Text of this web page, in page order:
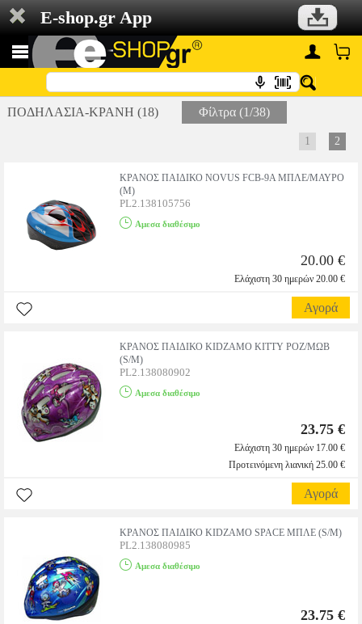
E-shop.gr App
ΠΟΔΗΛΑΣΙΑ-ΚΡΑΝΗ (18) Φίλτρα (1/38)
1 2
ΚΡΑΝΟΣ ΠΑΙΔΙΚΟ NOVUS FCB-9A ΜΠΛΕ/ΜΑΥΡΟ
(M)
PL2.138105756
Αμεσα διαθέσιμο
20.00 €
Ελάχιστη 30 ημερών 20.00 €
Αγορά
ΚΡΑΝΟΣ ΠΑΙΔΙΚΟ KIDZAMO KITTY ΡΟΖ/ΜΩΒ
(S/M)
PL2.138080902
Αμεσα διαθέσιμο
23.75 €
Ελάχιστη 30 ημερών 17.00 €
Προτεινόμενη λιανική 25.00 €
Αγορά
ΚΡΑΝΟΣ ΠΑΙΔΙΚΟ KIDZAMO SPACE ΜΠΛΕ (S/M)
PL2.138080985
Αμεσα διαθέσιμο
23.75 €